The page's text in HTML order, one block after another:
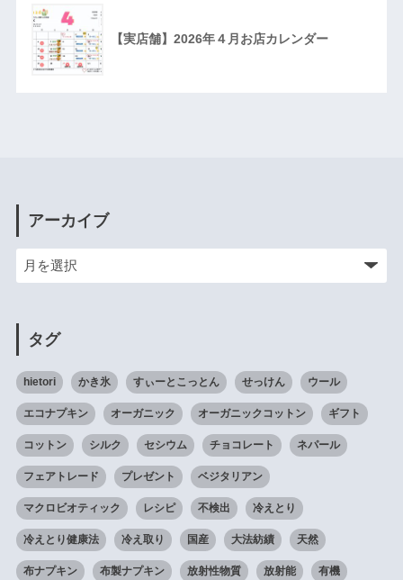
【実店舗】2026年４月お店カレンダー
アーカイブ
タグ
hietori かき氷 すぃーとこっとん せっけん ウール
エコナプキン オーガニック オーガニックコットン ギフト
コットン シルク セシウム チョコレート ネパール
フェアトレード プレゼント ベジタリアン
マクロビオティック レシピ 不検出 冷えとり
冷えとり健康法 冷え取り 国産 大法紡績 天然
布ナプキン 布製ナプキン 放射性物質 放射能 有機